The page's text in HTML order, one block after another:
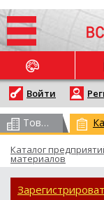
НОВОСТИ
Войти
Товарный каталог
Каталог
материалов